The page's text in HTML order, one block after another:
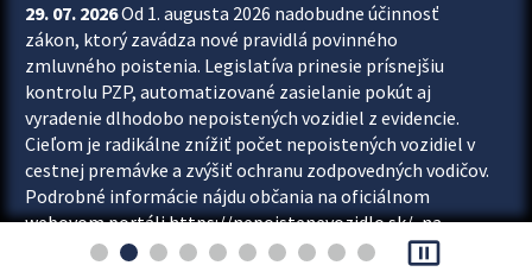
29. 07. 2026Od 1. augusta 2026 nadobudne účinnosť
zákon, ktorý zavádza nové pravidlá povinného
zmluvného poistenia. Legislatíva prinesie prísnejšiu
kontrolu PZP, automatizované zasielanie pokút aj
vyradenie dlhodobo nepoistených vozidiel z evidencie.
Cieľom je radikálne znížiť počet nepoistených vozidiel v
cestnej premávke a zvýšiť ochranu zodpovedných vodičov.
Podrobné informácie nájdu občania na oficiálnom
webovom portáli https://nepoistenevozidlo.sk/, na
ktorom od augusta pribudne aj možnosť overiť si...
pause_presentation